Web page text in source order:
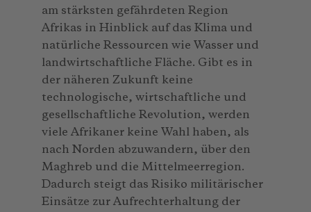
am stärksten gefährdeten Region
Afrikas in Hinblick auf das Klima und
natürliche Ressourcen wie Wasser und
landwirtschaftliche Fläche. Gibt es in
der näheren Zukunft keine
technologische, wirtschaftliche und
gesellschaftliche Revolution, werden
viele Afrikaner keine Wahl haben, als
nach Norden abzuwandern, über den
Maghreb und die Mittelmeerregion.
Dadurch steigt das Risiko militärischer
Einsätze zur Aufrechterhaltung der